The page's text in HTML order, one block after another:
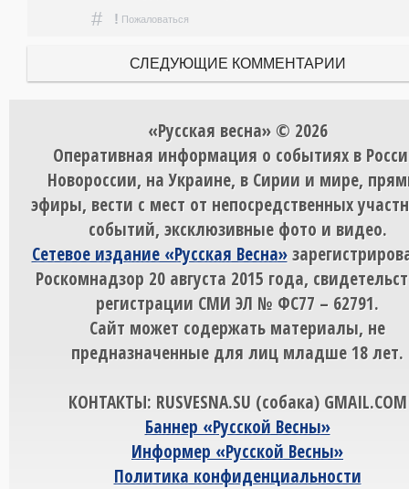
# ! Пожаловаться
СЛЕДУЮЩИЕ КОММЕНТАРИИ
«Русская весна» © 2026
Оперативная информация о событиях в
Новороссии, на Украине, в Сирии и мире,
эфиры, вести с мест от непосредственных
событий, эксклюзивные фото и видео.
Сетевое издание «Русская Весна»
Роскомнадзор 20 августа 2015 года,
регистрации СМИ ЭЛ № ФС77 – 62791.
Сайт может содержать материалы, не
предназначенные для лиц младше 18 лет.
КОНТАКТЫ: RUSVESNA.SU (собака) GMAIL.COM
Баннер «Русской Весны»
Информер «Русской Весны»
Политика конфиденциальности